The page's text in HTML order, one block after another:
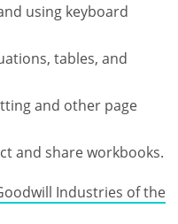
using keyboard
tables, and
and other page
and share workbooks.
Industries of the